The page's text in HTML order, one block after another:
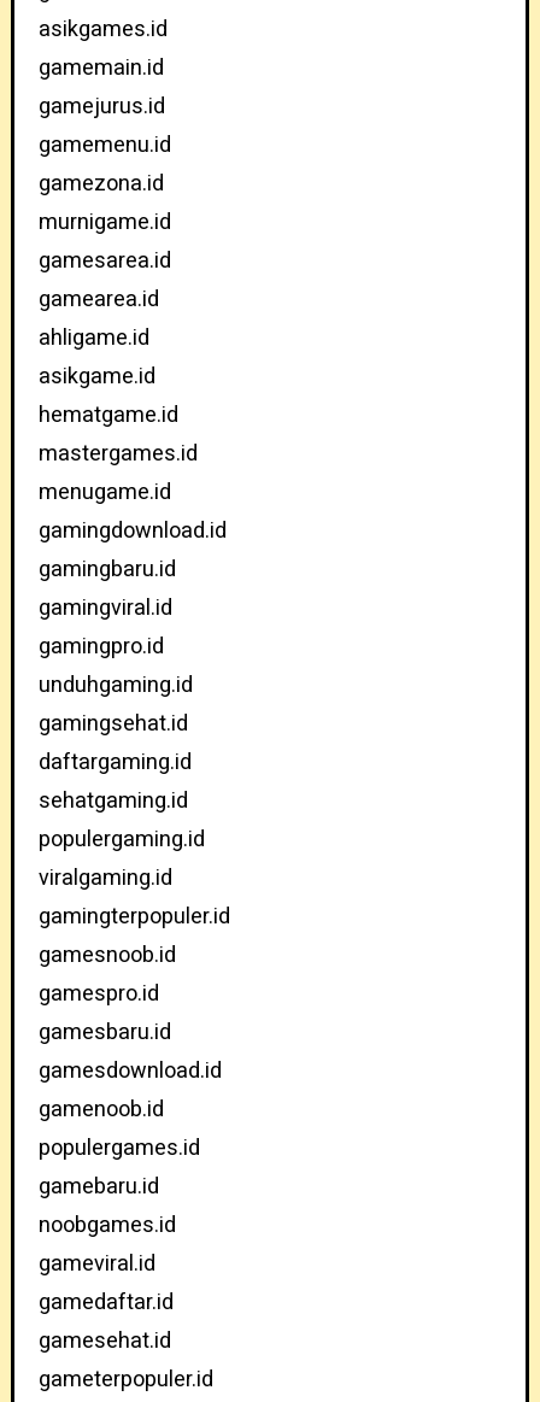
asikgames.id
gamemain.id
gamejurus.id
gamemenu.id
gamezona.id
murnigame.id
gamesarea.id
gamearea.id
ahligame.id
asikgame.id
hematgame.id
mastergames.id
menugame.id
gamingdownload.id
gamingbaru.id
gamingviral.id
gamingpro.id
unduhgaming.id
gamingsehat.id
daftargaming.id
sehatgaming.id
populergaming.id
viralgaming.id
gamingterpopuler.id
gamesnoob.id
gamespro.id
gamesbaru.id
gamesdownload.id
gamenoob.id
populergames.id
gamebaru.id
noobgames.id
gameviral.id
gamedaftar.id
gamesehat.id
gameterpopuler.id